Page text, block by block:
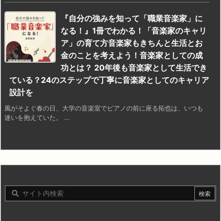
『自分の強みを知って「職業音楽家」に
なる！』1冊でわかる！「音楽家のキャリ
ア」の育て方音楽家もきちんと生活とお
金のことを考えよう！音楽家としての成
功とは？ 20年後も音楽家として生活でき
ている？24のステップで丁寧に音楽家としてのキャリア
設計を
風がそよぐ春の日、大学の音楽室でピアノの前に座る拓也は、いつも
迷いを抱えていた。 ...